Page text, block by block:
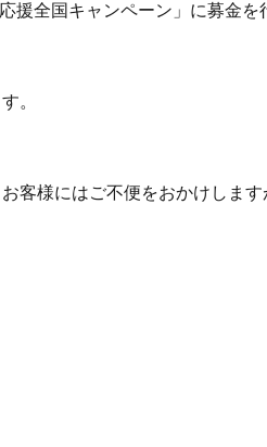
援全国キャンペーン」に募金を
。
客様にはご不便をおかけしま